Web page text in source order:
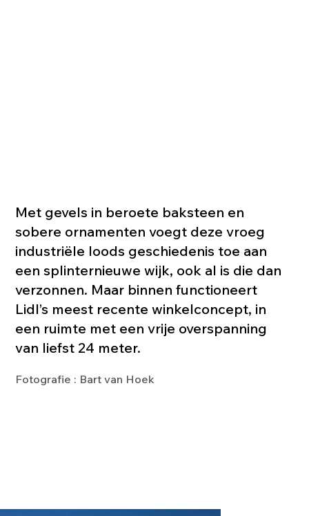
Met gevels in beroete baksteen en
sobere ornamenten voegt deze vroeg
industriële loods geschiedenis toe aan
een splinternieuwe wijk, ook al is die dan
verzonnen. Maar binnen functioneert
Lidl’s meest recente winkelconcept, in
een ruimte met een vrije overspanning
van liefst 24 meter.
Fotografie : Bart van Hoek